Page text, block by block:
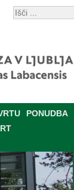
PONUDBA